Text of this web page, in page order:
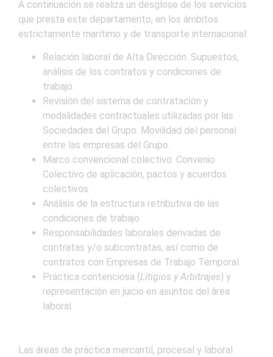
A continuación se realiza un desglose de los servicios
que presta este departamento, en los ámbitos
estrictamente marítimo y de transporte internacional:
Relación laboral de Alta Dirección. Supuestos,
análisis de los contratos y condiciones de
trabajo.
Revisión del sistema de contratación y
modalidades contractuales utilizadas por las
Sociedades del Grupo. Movilidad del personal
entre las empresas del Grupo.
Marco convencional colectivo: Convenio
Colectivo de aplicación, pactos y acuerdos
colectivos.
Análisis de la estructura retributiva de las
condiciones de trabajo.
Responsabilidades laborales derivadas de
contratas y/o subcontratas, así como de
contratos con Empresas de Trabajo Temporal.
Práctica contenciosa (Litigios y Arbitrajes) y
representación en juicio en asuntos del área
laboral.
Las áreas de práctica mercantil, procesal y laboral